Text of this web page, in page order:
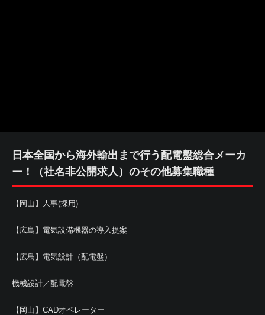
日本全国から海外輸出まで行う配電盤総合メーカ
ー！（社名非公開求人）のその他募集職種
【岡山】人事(採用)
【広島】電気設備機器の導入提案
【広島】電気設計（配電盤）
機械設計／配電盤
【岡山】CADオペレーター